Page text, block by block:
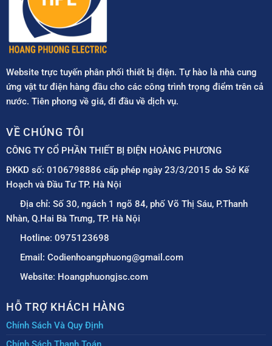
Website trực tuyến phân phối thiết bị điện. Tự hào là nhà cung
ứng vật tư điện hàng đầu cho các công trình trọng điểm trên cả
nước. Tiên phong về giá, đi đầu về dịch vụ.
VỀ CHÚNG TÔI
CÔNG TY CỔ PHẦN THIẾT BỊ ĐIỆN HOÀNG PHƯƠNG
ĐKKD số: 0106798886 cấp phép ngày 23/3/2015 do Sở Kế
Hoạch và Đầu Tư TP. Hà Nội
Địa chỉ: Số 30, ngách 1 ngõ 84, phố Võ Thị Sáu, P.Thanh
Nhàn, Q.Hai Bà Trưng, TP. Hà Nội
Hotline: 0975123698
Email: Codienhoangphuong@gmail.com
Website: Hoangphuongjsc.com
HỖ TRỢ KHÁCH HÀNG
Chính Sách Và Quy Định